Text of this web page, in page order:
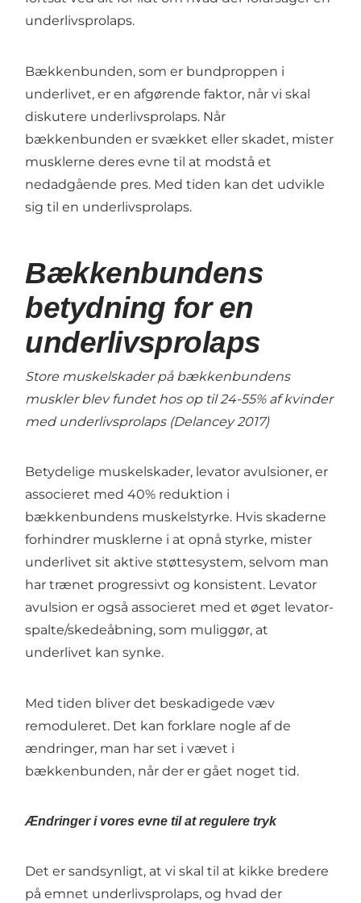
underlivsprolaps.
Bækkenbunden, som er bundproppen i
underlivet, er en afgørende faktor, når vi skal
diskutere underlivsprolaps. Når
bækkenbunden er svækket eller skadet, mister
musklerne deres evne til at modstå et
nedadgående pres. Med tiden kan det udvikle
sig til en underlivsprolaps.
Bækkenbundens
betydning for en
underlivsprolaps
Store muskelskader på bækkenbundens
muskler blev fundet hos op til 24-55% af kvinder
med underlivsprolaps (Delancey 2017)
Betydelige muskelskader, levator avulsioner, er
associeret med 40% reduktion i
bækkenbundens muskelstyrke. Hvis skaderne
forhindrer musklerne i at opnå styrke, mister
underlivet sit aktive støttesystem, selvom man
har trænet progressivt og konsistent. Levator
avulsion er også associeret med et øget levator-
spalte/skedeåbning, som muliggør, at
underlivet kan synke.
Med tiden bliver det beskadigede væv
remoduleret. Det kan forklare nogle af de
ændringer, man har set i vævet i
bækkenbunden, når der er gået noget tid.
Ændringer i vores evne til at regulere tryk
Det er sandsynligt, at vi skal til at kikke bredere
på emnet underlivsprolaps, og hvad der